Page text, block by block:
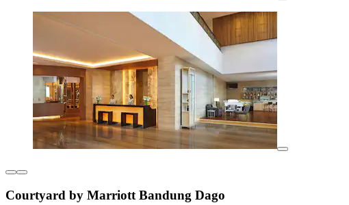
Courtyard by Marriott Bandung Dago